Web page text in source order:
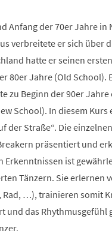
Anfang der 70er Jahre in
verbreitete er sich über
hatte er seinen ersten
80er Jahre (Old School).
zu Beginn der 90er Jahre
School). In diesem
der Straße“. Die
präsentiert und
ist
Tänzern. Sie erlernen
Rad, …), trainieren somit
und das